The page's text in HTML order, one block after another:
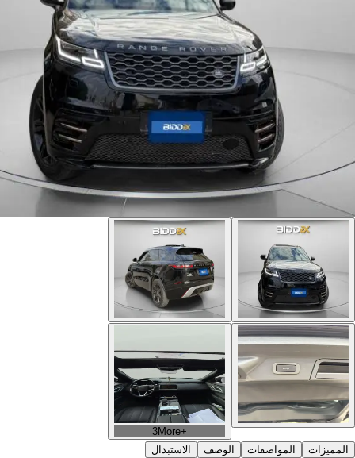
+
3More
المميزات
المواصفات الوصف الاستبدال